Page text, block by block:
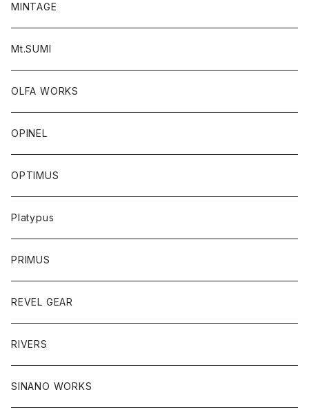
MINTAGE
Mt.SUMI
OLFA WORKS
OPINEL
OPTIMUS
Platypus
PRIMUS
REVEL GEAR
RIVERS
SINANO WORKS